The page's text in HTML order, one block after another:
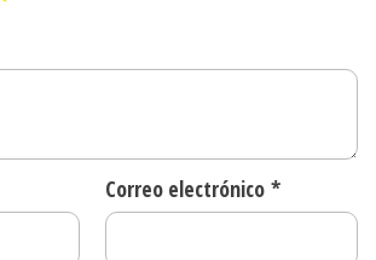
Correo electrónico *